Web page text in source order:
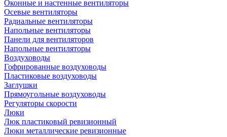
Оконные и настенные вентиляторы
Осевые вентиляторы
Радиальные вентиляторы
Напольные вентиляторы
Панели для вентиляторов
Напольные вентиляторы
Воздуховоды
Гофрированные воздуховоды
Пластиковые воздуховоды
Заглушки
Прямоугольные воздуховоды
Регуляторы скорости
Люки
Люк пластиковый ревизионный
Люки металлические ревизионные